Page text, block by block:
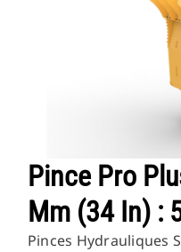
Pince Pro
Mm (34 In) :
Pinces Hydrauliques